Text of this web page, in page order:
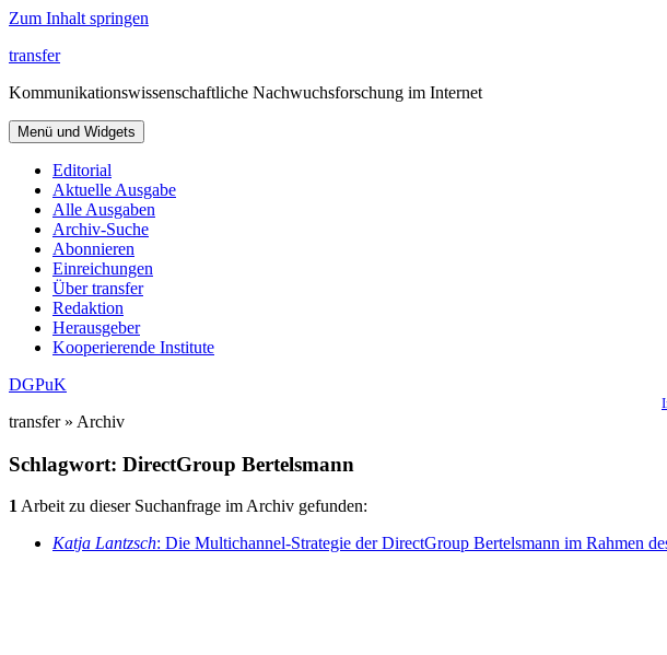
Zum Inhalt springen
transfer
Kommunikationswissenschaftliche Nachwuchsforschung im Internet
Menü und Widgets
Editorial
Aktuelle Ausgabe
Alle Ausgaben
Archiv-Suche
Abonnieren
Einreichungen
Über transfer
Redaktion
Herausgeber
Kooperierende Institute
DGPuK
transfer » Archiv
Schlagwort: DirectGroup Bertelsmann
1Arbeit zu dieser Suchanfrage im Archiv gefunden:
Katja Lantzsch: Die Multichannel-Strategie der DirectGroup Bertelsmann im Rahmen